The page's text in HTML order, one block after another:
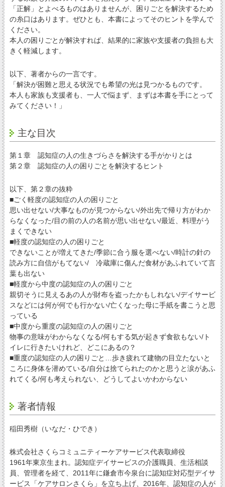
「正解」とよべるものはありませんが、困りごとを解決するため
の糸口はあります。ぜひとも、本書によってそのヒントを学んで
ください。
本人の困りごとが解決すれば、結果的に家族や支援者の負担も大
きく軽減します。
以下、著者からの一言です。
「解決が困難と思える状況でも希望の光は見つかるものです。
本人も家族も支援者も、一人で悩まず、まずは本書を手にとって
みてください！」
主な目次
第１章 認知症の人の生きづらさを解決する手がかりとは
第２章 認知症の人の困りごとを解決するヒント
以下、第２章の抜粋
■ごく軽度の認知症の人の困りごと
思い出せない/大事なものが見つからない/外出先で帰り方がわか
らなくなった/目の前の人の名前が思い出せない/最近、料理がう
まくできない
■軽度の認知症の人の困りごと
できないことが増えてきた/季節に合う服を選べない/時計の針の
読み方に自信がもてない/ 冷蔵庫に傷んだ食材があふれていて言
葉も出ない
■軽度から中度の認知症の人の困りごと
親切そうに見えるあの人が財布を盗ったかもしれない/デイサービ
スなどには何が何でも行かない/亡くなった母に手紙を書こうと思
っている
■中度から重度の認知症の人の困りごと
物事の意味がわからなくなる/何もする気が起きず食欲もない/ト
イレに行きたいけれど、どこにあるの？
■重度の認知症の人の困りごと…歩き疲れて建物の目立たないと
ころに身体を潜めている/自分は捨てられたのかと思うと涙があふ
れてくる/何も考えられない、どうしてよいかわからない
著者情報
稲田秀樹（いなだ・ひでき）
株式会社さくらコミュニティーケアサービス代表取締役
1961年東京生まれ。認知症デイサービスの介護職員、生活相談
員、管理者を経て、2011年に鎌倉市今泉台に認知症対応型デイサ
ービス「ケアサロンさくら」を立ち上げ、2016年、認知症の人が